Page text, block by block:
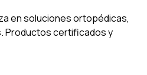
en soluciones ortopédicas,
Productos certificados y